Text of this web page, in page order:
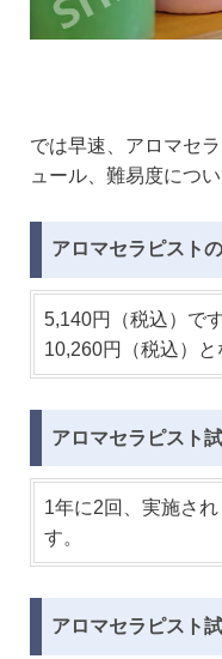
では早速、アロマセ
ュール、難易度につ
アロマセラピスト
5,140円（税込）で
10,260円（税込）と
アロマセラピスト
1年に2回、実施さ
す。
アロマセラピスト